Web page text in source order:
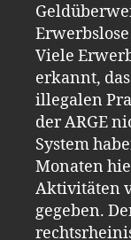
Viele
erkannt,
illegalen
der ARGE
System
Monaten
Aktivitäten
gegeben.